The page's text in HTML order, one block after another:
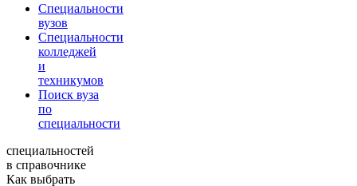
Специальности
вузов
Специальности
колледжей
и
техникумов
Поиск вуза
по
специальности
специальностей
в справочнике
Как выбрать